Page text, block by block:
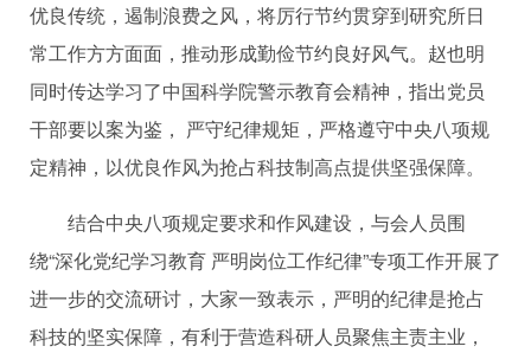
优良传统，遏制浪费之风，将厉行节约贯穿到研究所日
常工作方方面面，推动形成勤俭节约良好风气。赵也明
同时传达学习了中国科学院警示教育会精神，指出党员
干部要以案为鉴， 严守纪律规矩，严格遵守中央八项规
定精神，以优良作风为抢占科技制高点提供坚强保障。
结合中央八项规定要求和作风建设，与会人员围
绕“深化党纪学习教育 严明岗位工作纪律”专项工作开展了
进一步的交流研讨，大家一致表示，严明的纪律是抢占
科技的坚实保障，有利于营造科研人员聚焦主责主业，